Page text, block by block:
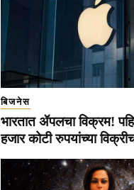
बिजनेस
भारतात ॲपलचा विक्रम!
हजार कोटी रुपयांच्या